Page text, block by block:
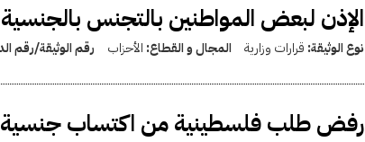
الإذن لبعض المواطنين بالتجنس
نوع الوثيقة: قرارات وزارية المجال و القطاع: الأحزاب رقم الوثيقة/رقم
رفض طلب فلسطينية من اكتساب جنسية